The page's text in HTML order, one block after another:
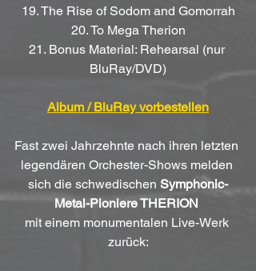
19. The Rise of Sodom and Gomorrah
20. To Mega Therion
21. Bonus Material: Rehearsal (nur
BluRay/DVD)
Album / BluRay vorbestellen
Fast zwei Jahrzehnte nach ihren letzten
legendären Orchester-Shows melden
sich die schwedischen Symphonic-
Metal-Pioniere THERION
mit einem monumentalen Live-Werk
zurück: